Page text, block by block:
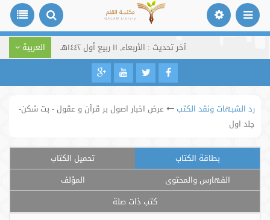
آخر تحديث : الأربعاء, ١١ ربيع أول ١٤٤٢هـ العربية
رد الشبهات ونقد الكتب
عرض اخبار اصول بر قرآن و عقول - بت شکن-
جلد اول
بطاقة الكتاب
تحميل الكتاب
الفهارس والمحتوى
المؤلف
كتب ذات صلة